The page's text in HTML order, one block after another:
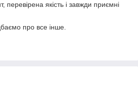
якість і завжди приємні
про все інше.